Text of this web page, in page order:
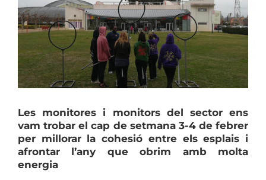
Larger
Image
Les monitores i monitors del sector ens
vam trobar el cap de setmana 3-4 de febrer
per millorar la cohesió entre els esplais i
afrontar l’any que obrim amb molta
energia